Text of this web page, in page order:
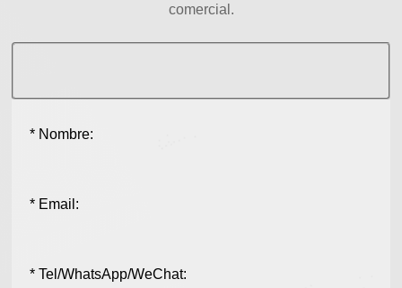
comercial.
* Nombre:
* Email:
* Tel/WhatsApp/WeChat: